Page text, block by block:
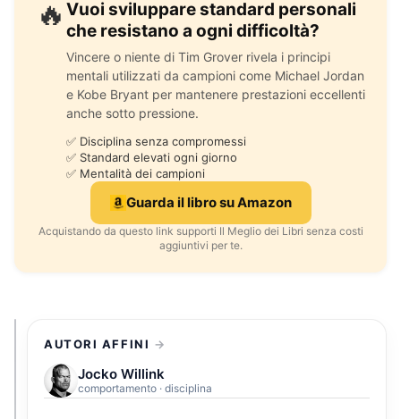
🔥 Vuoi sviluppare standard personali
che resistano a ogni difficoltà?
Vincere o niente di Tim Grover rivela i principi
mentali utilizzati da campioni come Michael Jordan
e Kobe Bryant per mantenere prestazioni eccellenti
anche sotto pressione.
✅ Disciplina senza compromessi
✅ Standard elevati ogni giorno
✅ Mentalità dei campioni
Guarda il libro su Amazon
Acquistando da questo link supporti Il Meglio dei Libri senza costi
aggiuntivi per te.
AUTORI AFFINI
Jocko Willink
comportamento · disciplina